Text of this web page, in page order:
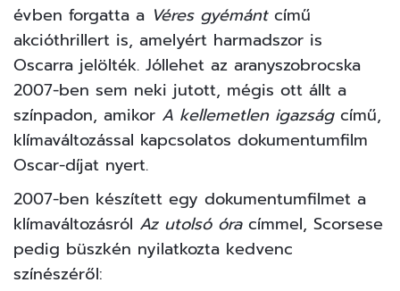
évben forgatta a Véres gyémántcímű
akcióthrillert is, amelyért harmadszor is
Oscarra jelölték. Jóllehet az aranyszobrocska
2007-ben sem neki jutott, mégis ott állt a
színpadon, amikor A kellemetlen igazságcímű,
klímaváltozással kapcsolatos dokumentumfilm
Oscar-díjat nyert.
2007-ben készített egy dokumentumfilmet a
klímaváltozásról Az utolsó óracímmel, Scorsese
pedig büszkén nyilatkozta kedvenc
színészéről: